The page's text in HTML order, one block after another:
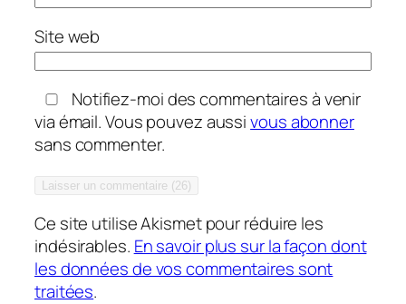
Site web
Notifiez-moi des commentaires à venir
via émail. Vous pouvez aussivous abonner
sans commenter.
Ce site utilise Akismet pour réduire les
indésirables. En savoir plus sur la façon dont
les données de vos commentaires sont
traitées.